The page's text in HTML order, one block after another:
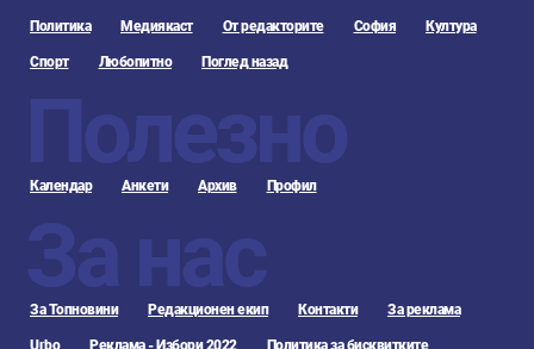
Политика Медиякаст От редакторите София Култура
Спорт Любопитно Поглед назад
Полезно
Календар Анкети Архив Профил
За нас
За Топновини Редакционен екип Контакти За реклама
Urbo Реклама - Избори 2022 Политика за бисквитките